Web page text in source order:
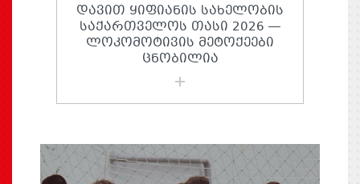
ᲓᲐᲕᲘᲗ ᲧᲘᲤᲘᲐᲜᲘᲡ ᲡᲐᲮᲔᲚᲝᲑᲘᲡ
ᲡᲐᲥᲐᲠᲗᲕᲔᲚᲝᲡ ᲗᲐᲡᲘ 2026 —
ᲚᲝᲙᲝᲛᲝᲢᲘᲕᲘᲡ ᲛᲔᲢᲝᲥᲔᲔᲑᲘ
ᲪᲜᲝᲑᲘᲚᲘᲐ